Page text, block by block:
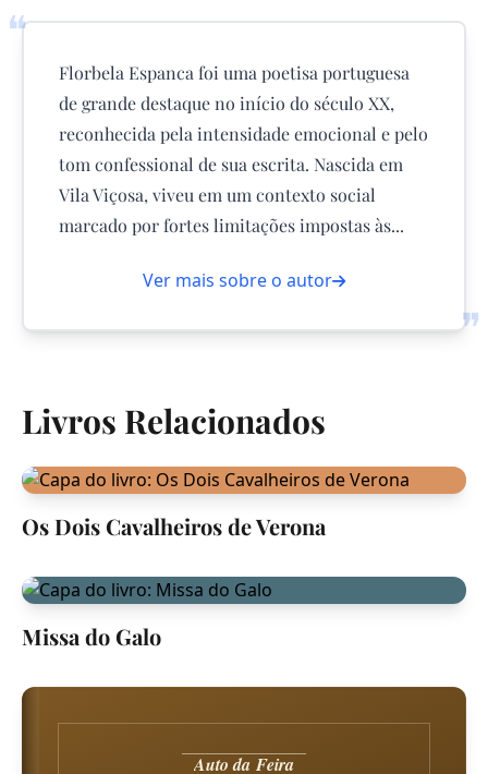
❝
❞
Florbela Espanca foi uma poetisa portuguesa
de grande destaque no início do século XX,
reconhecida pela intensidade emocional e pelo
tom confessional de sua escrita. Nascida em
Vila Viçosa, viveu em um contexto social
marcado por fortes limitações impostas às...
Ver mais sobre o autor
Livros Relacionados
Os Dois Cavalheiros de Verona
Missa do Galo
Auto da Feira